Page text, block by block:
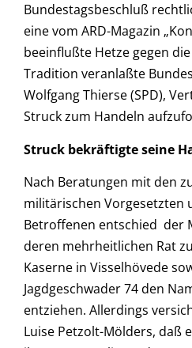
Bundestagsbeschluß
eine vom ARD-Magazin
beeinflußte Hetze gegen
Tradition veranlaßte
Wolfgang Thierse (SPD),
Struck zum Handeln
Struck bekräftigte seine
Nach Beratungen mit den
militärischen Vorgesetzten
Betroffenen entschied der
deren mehrheitlichen Rat
Kaserne in Visselhövede
Jagdgeschwader 74 den
entziehen. Allerdings
Luise Petzolt-Mölders, daß